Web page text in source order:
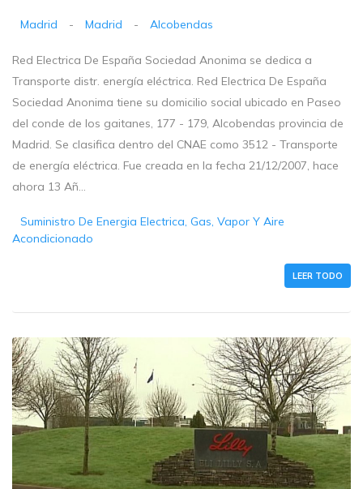
Madrid - Madrid - Alcobendas
Red Electrica De España Sociedad Anonima se dedica a
Transporte distr. energía eléctrica. Red Electrica De España
Sociedad Anonima tiene su domicilio social ubicado en Paseo
del conde de los gaitanes, 177 - 179, Alcobendas provincia de
Madrid. Se clasifica dentro del CNAE como 3512 - Transporte
de energía eléctrica. Fue creada en la fecha 21/12/2007, hace
ahora 13 Añ...
Suministro De Energia Electrica, Gas, Vapor Y Aire
Acondicionado
LEER TODO